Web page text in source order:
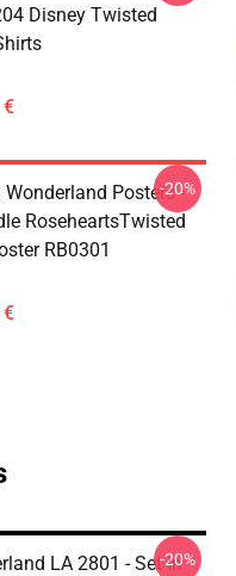
Disney Twisted
€
Posters -
RoseheartsTwisted
RB0301
€
-20%
LA 2801 - Set In
-20%